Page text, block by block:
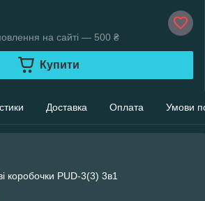
на сайті — 500 ₴
Купити
Доставка Оплата Умови
коробочки PUD-3(3) 3в1